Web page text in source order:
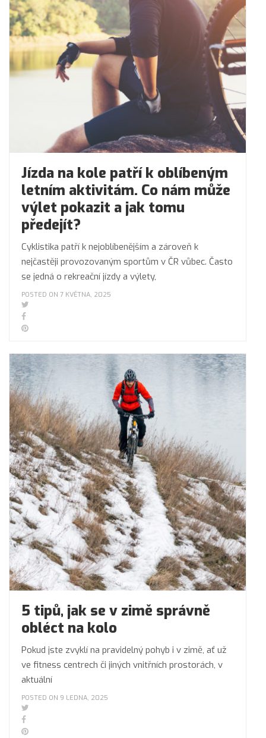
Jízda na kole patří k oblíbeným
letním aktivitám. Co nám může
výlet pokazit a jak tomu
předejít?
Cyklistika patří k nejoblíbenějším a zároveň k
nejčastěji provozovaným sportům v ČR vůbec. Často
se jedná o rekreační jízdy a výlety,
POSTED ON 7 KVĚTNA, 2025
5 tipů, jak se v zimě správně
obléct na kolo
Pokud jste zvyklí na pravidelný pohyb i v zimě, ať už
ve fitness centrech či jiných vnitřních prostorách, v
aktuální
POSTED ON 9 LEDNA, 2025